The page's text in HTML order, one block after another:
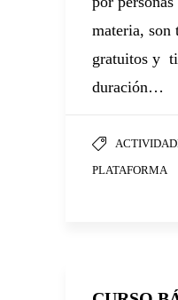
materia, son
gratuitos y
duración…
PLATAFORMA